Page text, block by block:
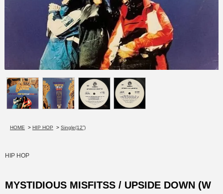
HOME > HIP HOP > Single(12”)
HIP HOP
MYSTIDIOUS MISFITSS / UPSIDE DOWN (W